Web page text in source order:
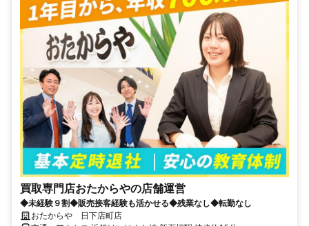
買取専門店おたからやの店舗運営
◆未経験９割◆販売接客経験も活かせる◆残業なし◆転勤なし
おたからや 日下店町店